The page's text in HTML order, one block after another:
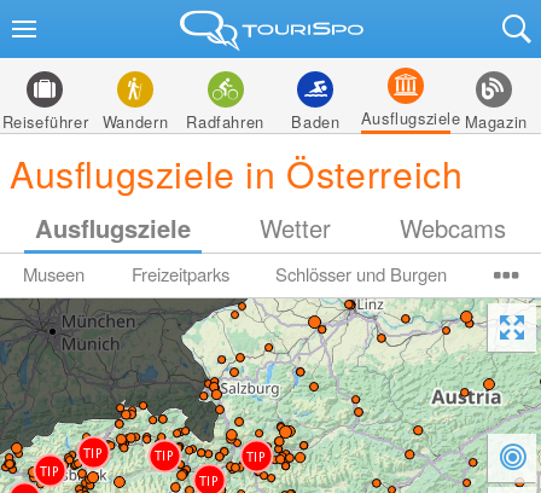
Reiseführer Wandern Radfahren Baden Ausflugsziele Magazin
Ausflugsziele in Österreich
Ausflugsziele Wetter Webcams
Museen Freizeitparks Schlösser und Burgen